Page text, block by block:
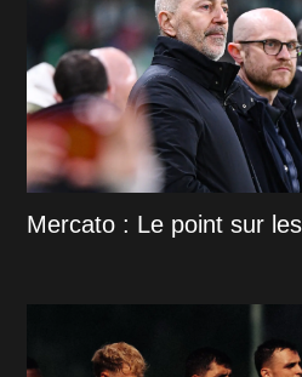
Mercato : Le point sur